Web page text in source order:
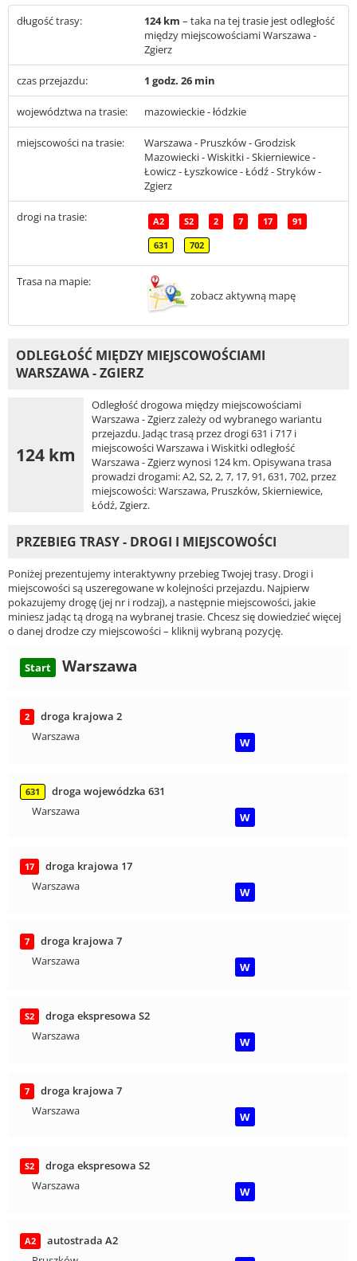
długość trasy: 124 km – taka na tej trasie jest odległość
między miejscowościami Warszawa -
Zgierz
czas przejazdu: 1 godz. 26 min
województwa na trasie: mazowieckie - łódzkie
miejscowości na trasie:
Warszawa - Pruszków - Grodzisk
Mazowiecki - Wiskitki - Skierniewice -
Łowicz - Łyszkowice - Łódź - Stryków -
Zgierz
drogi na trasie: A2 S2 2 7 17 91
631 702
Trasa na mapie:
zobacz aktywną mapę
ODLEGŁOŚĆ MIĘDZY MIEJSCOWOŚCIAMI
WARSZAWA - ZGIERZ
124 km
Odległość drogowa między miejscowościami
Warszawa - Zgierz zależy od wybranego wariantu
przejazdu. Jadąc trasą przez drogi 631 i 717 i
miejscowości Warszawa i Wiskitki odległość
Warszawa - Zgierz wynosi 124 km. Opisywana trasa
prowadzi drogami: A2, S2, 2, 7, 17, 91, 631, 702, przez
miejscowości: Warszawa, Pruszków, Skierniewice,
Łódź, Zgierz.
PRZEBIEG TRASY - DROGI I MIEJSCOWOŚCI
Poniżej prezentujemy interaktywny przebieg Twojej trasy. Drogi i
miejscowości są uszeregowane w kolejności przejazdu. Najpierw
pokazujemy drogę (jej nr i rodzaj), a następnie miejscowości, jakie
miniesz jadąc tą drogą na wybranej trasie. Chcesz się dowiedzieć więcej
o danej drodze czy miejscowości – kliknij wybraną pozycję.
Start Warszawa
2
droga krajowa 2
Warszawa
W
631
droga wojewódzka 631
Warszawa
W
17
droga krajowa 17
Warszawa
W
7
droga krajowa 7
Warszawa
W
S2
droga ekspresowa S2
Warszawa
W
7
droga krajowa 7
Warszawa
W
S2
droga ekspresowa S2
Warszawa
W
A2
autostrada A2